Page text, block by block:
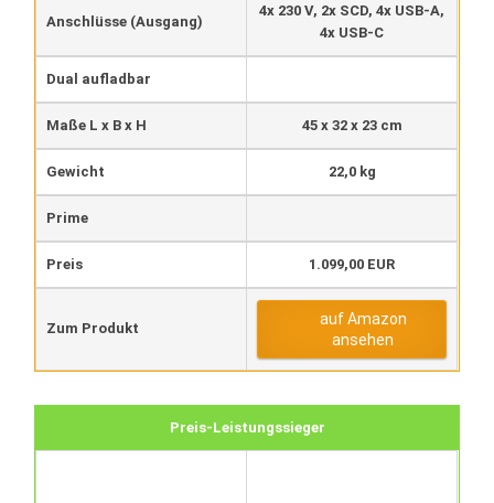
Anschlüsse (Ausgang)
4x 230 V, 2x SCD, 4x USB-A,
4x USB-C
Dual aufladbar
Maße L x B x H 45 x 32 x 23 cm
Gewicht 22,0 kg
Prime
Preis 1.099,00 EUR
Zum Produkt
auf Amazon
ansehen
Preis-Leistungssieger